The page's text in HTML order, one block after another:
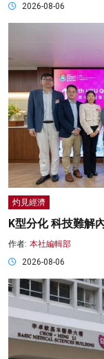
2026-08-06
灼見經濟
K型分化 科技難解
作者: 本社編輯部
2026-08-06